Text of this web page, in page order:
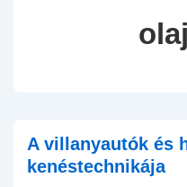
A villanyautók és
kenéstechnikája